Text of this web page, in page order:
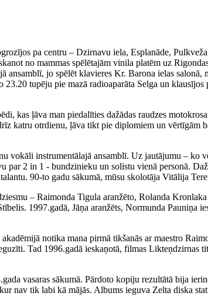
pa centru – Dzirnavu iela, Esplanāde,
no mammas spēlētajām vinila platēm uz
jo spēlēt klavieres Kr. Barona ielas salonā,
tupēju pie mazā radioaparāta Selga un
kas ļāva man piedalīties dažādas raudzes
katru otrdienu, ļāva tikt pie diplomiem un vērtīgām
vokāli instrumentālajā ansamblī. Uz jautājumu – ko
par 2 in 1 - bundzinieku un solistu vienā personā.
90-to gadu sākumā, mūsu skolotāja Vitālija
– Raimonda Tigula aranžēto, Rolanda
1997.gadā, Jāņa aranžēts, Normunda Pauniņa
notika mana pirmā tikšanās ar maestro
Tad 1996.gadā ieskaņotā, filmas Likteņdzirnas
vasaras sākumā. Pārdoto kopiju rezultātā bija
nav tik labi kā mājās. Albums ieguva Zelta diska